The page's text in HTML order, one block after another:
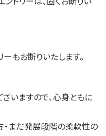
もお断りいたします。
ざいますので、心身ともに
・まだ発展段階の柔軟性の